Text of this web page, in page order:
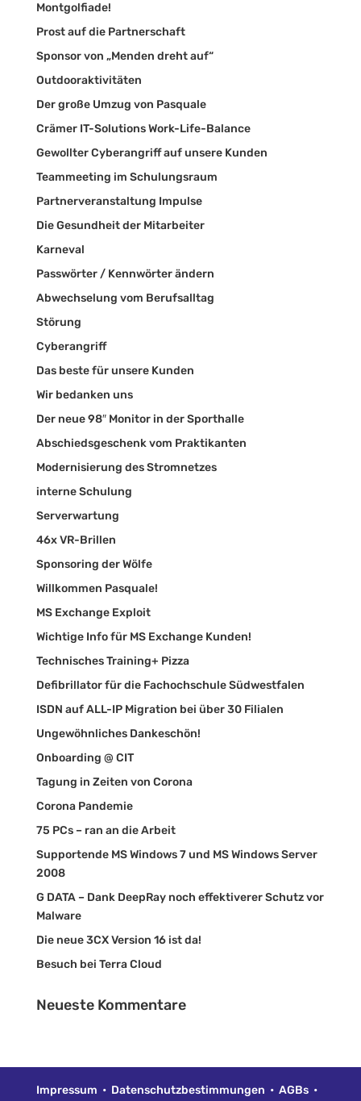
Montgolfiade!
Prost auf die Partnerschaft
Sponsor von „Menden dreht auf“
Outdooraktivitäten
Der große Umzug von Pasquale
Crämer IT-Solutions Work-Life-Balance
Gewollter Cyberangriff auf unsere Kunden
Teammeeting im Schulungsraum
Partnerveranstaltung Impulse
Die Gesundheit der Mitarbeiter
Karneval
Passwörter / Kennwörter ändern
Abwechselung vom Berufsalltag
Störung
Cyberangriff
Das beste für unsere Kunden
Wir bedanken uns
Der neue 98″ Monitor in der Sporthalle
Abschiedsgeschenk vom Praktikanten
Modernisierung des Stromnetzes
interne Schulung
Serverwartung
46x VR-Brillen
Sponsoring der Wölfe
Willkommen Pasquale!
MS Exchange Exploit
Wichtige Info für MS Exchange Kunden!
Technisches Training+ Pizza
Defibrillator für die Fachochschule Südwestfalen
ISDN auf ALL-IP Migration bei über 30 Filialen
Ungewöhnliches Dankeschön!
Onboarding @ CIT
Tagung in Zeiten von Corona
Corona Pandemie
75 PCs – ran an die Arbeit
Supportende MS Windows 7 und MS Windows Server
2008
G DATA – Dank DeepRay noch effektiverer Schutz vor
Malware
Die neue 3CX Version 16 ist da!
Besuch bei Terra Cloud
Neueste Kommentare
Impressum • Datenschutzbestimmungen • AGBs•